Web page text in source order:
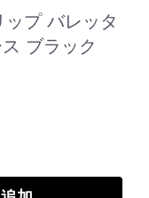
プ バレッタ
ブラック